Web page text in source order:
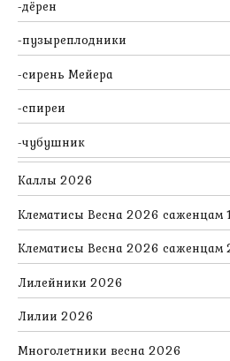
дёрен
пузыреплодники
сирень Мейера
спиреи
чубушник
Каллы 2026
Клематисы Весна 2026 саженцам
Клематисы Весна 2026 саженцам
Лилейники 2026
Лилии 2026
Многолетники весна 2026